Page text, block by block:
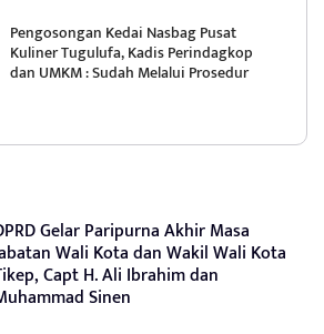
Pengosongan Kedai Nasbag Pusat
Kuliner Tugulufa, Kadis Perindagkop
dan UMKM : Sudah Melalui Prosedur
Gelar Paripurna Akhir Masa
Wali Kota dan Wakil Wali Kota
Capt H. Ali Ibrahim dan
Sinen